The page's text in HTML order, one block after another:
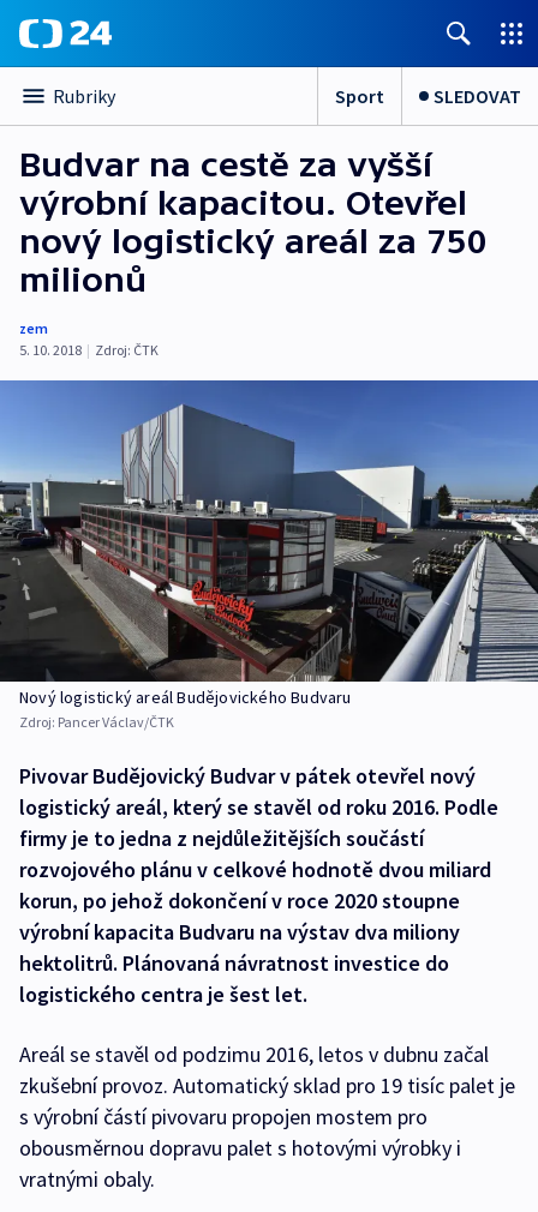
Rubriky Sport SLEDOVAT
Budvar na cestě za vyšší
výrobní kapacitou. Otevřel
nový logistický areál za 750
milionů
zem
5. 10. 2018 | Zdroj: ČTK
Nový logistický areál Budějovického Budvaru
Zdroj: Pancer Václav/ČTK
Pivovar Budějovický Budvar v pátek otevřel nový
logistický areál, který se stavěl od roku 2016. Podle
firmy je to jedna z nejdůležitějších součástí
rozvojového plánu v celkové hodnotě dvou miliard
korun, po jehož dokončení v roce 2020 stoupne
výrobní kapacita Budvaru na výstav dva miliony
hektolitrů. Plánovaná návratnost investice do
logistického centra je šest let.
Areál se stavěl od podzimu 2016, letos v dubnu začal
zkušební provoz. Automatický sklad pro 19 tisíc palet je
s výrobní částí pivovaru propojen mostem pro
obousměrnou dopravu palet s hotovými výrobky i
vratnými obaly.